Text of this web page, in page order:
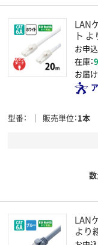
LAN
ト
お申
在庫：
お届け
型番 販売単位 1本
LAN
より